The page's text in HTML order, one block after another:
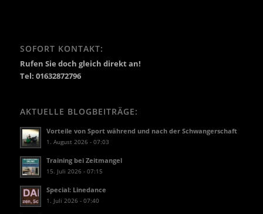
SOFORT KONTAKT:
Rufen Sie doch gleich direkt an!
Tel: 01632872796
AKTUELLE BLOGBEITRÄGE:
Vorteile von Sport während und nach der Schwangerschaft
1. August 2026 - 07:03
Training bei Zeitmangel
15. Juli 2026 - 07:15
Special: Linedance
1. Juli 2026 - 07:40